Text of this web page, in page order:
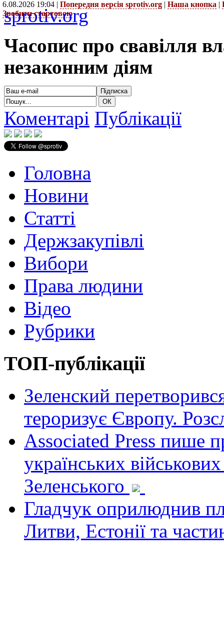
6.08.2026 19:04 | Попередня версія sprotiv.org | Наша кнопка |
Зробити стартовою
sprotiv.org
Часопис про свавілля
незаконним діям
Коментарі Публікації
Головна
Новини
Статті
Держзакупівлі
Вибори
Права людини
Відео
Рубрики
ТОП-публікації
Зеленский
тероризує Європу.
Associated Press пише
українських
Зеленського
Гладчук оприлюднив
Литви, Естонії та